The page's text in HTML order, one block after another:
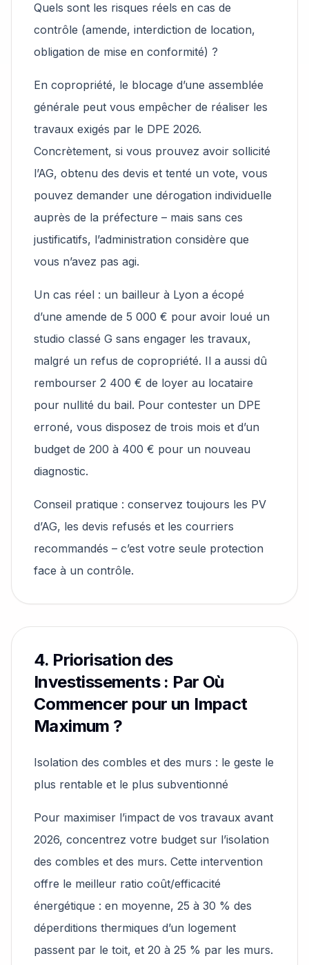
Quels sont les risques réels en cas de
contrôle (amende, interdiction de location,
obligation de mise en conformité) ?
En copropriété, le blocage d’une assemblée
générale peut vous empêcher de réaliser les
travaux exigés par le DPE 2026.
Concrètement, si vous prouvez avoir sollicité
l’AG, obtenu des devis et tenté un vote, vous
pouvez demander une dérogation individuelle
auprès de la préfecture – mais sans ces
justificatifs, l’administration considère que
vous n’avez pas agi.
Un cas réel : un bailleur à Lyon a écopé
d’une amende de 5 000 € pour avoir loué un
studio classé G sans engager les travaux,
malgré un refus de copropriété. Il a aussi dû
rembourser 2 400 € de loyer au locataire
pour nullité du bail. Pour contester un DPE
erroné, vous disposez de trois mois et d’un
budget de 200 à 400 € pour un nouveau
diagnostic.
Conseil pratique : conservez toujours les PV
d’AG, les devis refusés et les courriers
recommandés – c’est votre seule protection
face à un contrôle.
4. Priorisation des
Investissements : Par Où
Commencer pour un Impact
Maximum ?
Isolation des combles et des murs : le geste le
plus rentable et le plus subventionné
Pour maximiser l’impact de vos travaux avant
2026, concentrez votre budget sur l’isolation
des combles et des murs. Cette intervention
offre le meilleur ratio coût/efficacité
énergétique : en moyenne, 25 à 30 % des
déperditions thermiques d’un logement
passent par le toit, et 20 à 25 % par les murs.